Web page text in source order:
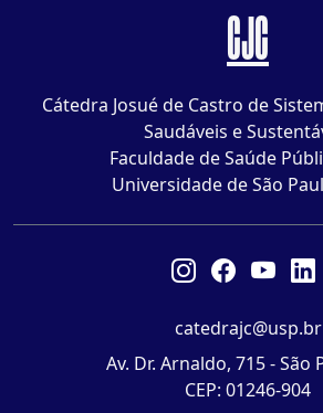
CJC
Cátedra Josué de Castro de
Saudáveis e
Faculdade de Saúde
Universidade de São
catedrajc@usp.br
Av. Dr. Arnaldo, 715 - São
CEP: 01246-904